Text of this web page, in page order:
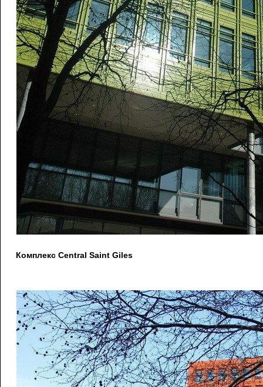
Комплекс Central Saint Giles